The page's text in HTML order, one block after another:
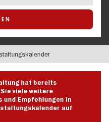
hat bereits
viele weitere
Empfehlungen in
auf